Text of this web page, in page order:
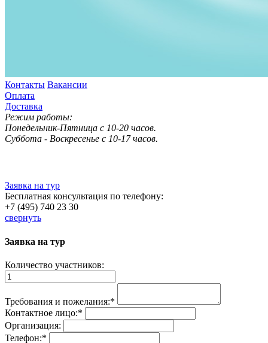
Контакты Вакансии
Оплата
Доставка
Режим работы:
Понедельник-Пятница с 10-20 часов.
Суббота - Воскресенье с 10-17 часов.
Заявка на тур
Бесплатная консультация по телефону:
+7 (495) 740 23 30
свернуть
Заявка на тур
Количество участников:
Требования и пожелания:*
Контактное лицо:*
Организация:
Телефон:*